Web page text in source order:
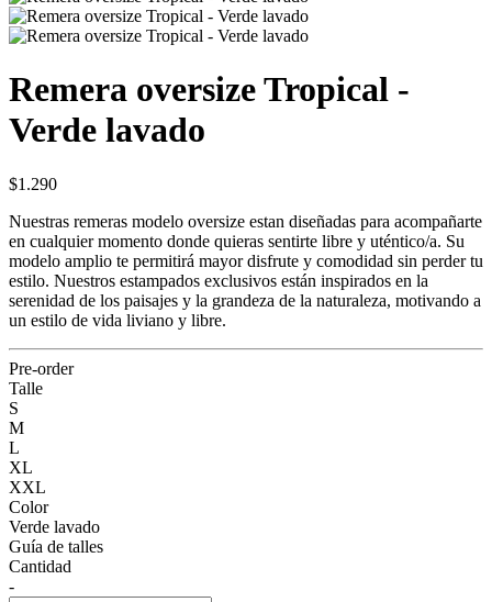
Remera oversize Tropical -
Verde lavado
$1.290
Nuestras remeras modelo oversize estan diseñadas para acompañarte
en cualquier momento donde quieras sentirte libre y uténtico/a. Su
modelo amplio te permitirá mayor disfrute y comodidad sin perder tu
estilo. Nuestros estampados exclusivos están inspirados en la
serenidad de los paisajes y la grandeza de la naturaleza, motivando a
un estilo de vida liviano y libre.
Pre-order
Talle
S
M
L
XL
XXL
Color
Verde lavado
Guía de talles
Cantidad
-